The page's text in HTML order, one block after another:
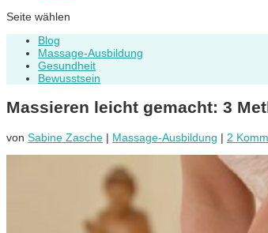
Seite wählen
Blog
Massage-Ausbildung
Gesundheit
Bewusstsein
Massieren leicht gemacht: 3
von Sabine Zasche | Massage-Ausbildung | 2